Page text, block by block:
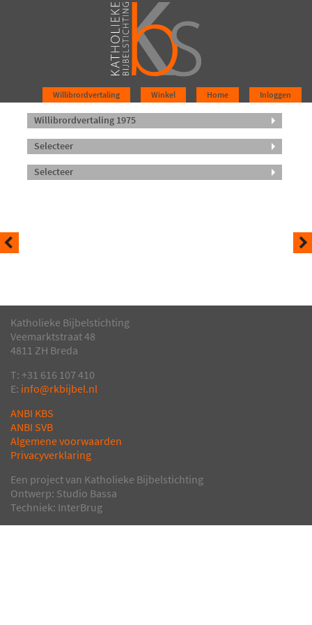
Inloggen
Home
Winkel
Willibrordvertaling
Willibrordvertaling 1975
Selecteer
Selecteer
Katholieke Bijbelstichting
Veemarktstraat 48
4811 ZH Breda
T: +31 616 107 410
E: info@rkbijbel.nl
ANBI KBS
ANBI SVB
Algemene voorwaarden
Privacyverklaring
Een project van Katholieke Bijbelstichting
Ontwerp: Studio Bassa
Techniek: InterBrug